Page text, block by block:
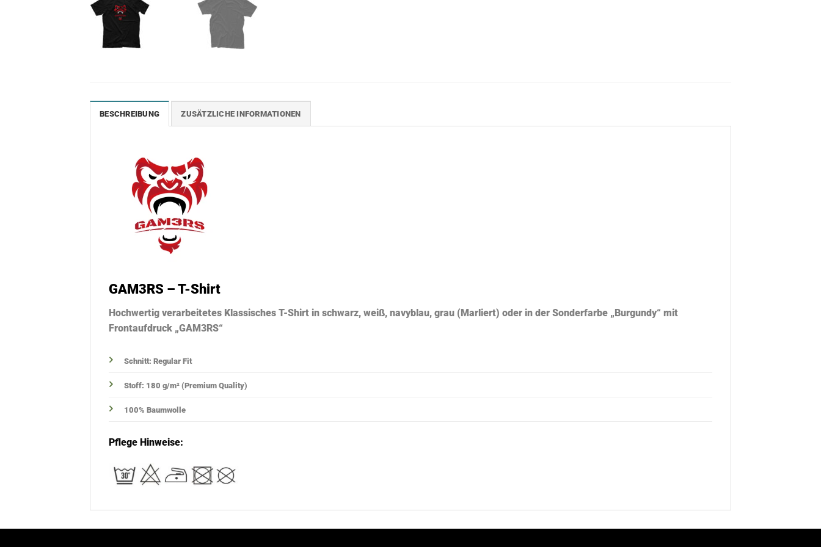
BESCHREIBUNG ZUSÄTZLICHE INFORMATIONEN
GAM3RS – T-Shirt
Hochwertig verarbeitetes Klassisches T-Shirt in schwarz, weiß, navyblau, grau (Marliert) oder in der Sonderfarbe „Burgundy“ mit
Frontaufdruck „GAM3RS“
Schnitt: Regular Fit
Stoff: 180 g/m² (Premium Quality)
100% Baumwolle
Pflege Hinweise: